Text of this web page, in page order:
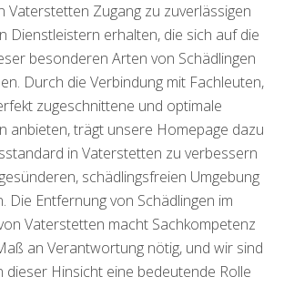
Vaterstetten Zugang zu zuverlässigen
Dienstleistern erhalten, die sich auf die
besonderen Arten von Schädlingen
Durch die Verbindung mit Fachleuten,
zugeschnittene und optimale
anbieten, trägt unsere Homepage dazu
in Vaterstetten zu verbessern
schädlingsfreien Umgebung
Die Entfernung von Schädlingen im
Vaterstetten macht Sachkompetenz
an Verantwortung nötig, und wir sind
dieser Hinsicht eine bedeutende Rolle